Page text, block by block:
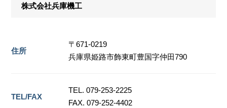
株式会社兵庫機工
住所
〒671-0219
兵庫県姫路市飾東町豊国字仲田790
TEL/FAX
TEL. 079-253-2225
FAX. 079-252-4402